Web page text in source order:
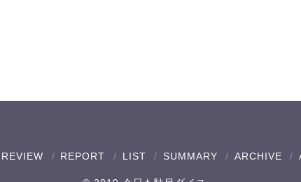
REVIEW REPORT LIST SUMMARY ARCHIVE